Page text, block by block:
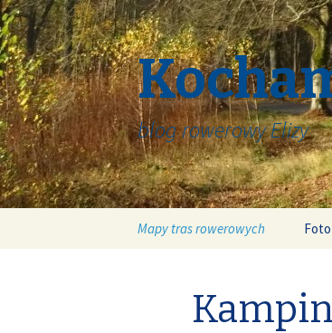
blog rowerowy Elizy
Mapy tras rowerowych Foto